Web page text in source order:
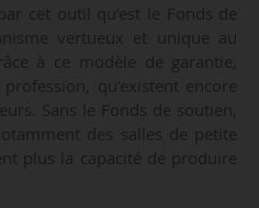
cet outil qu’est le Fonds de
vertueux et unique au
à ce modèle de garantie,
qu’existent encore
Sans le Fonds de soutien,
des salles de petite
plus la capacité de produire